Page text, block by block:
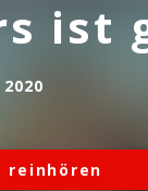
ist
reinhören